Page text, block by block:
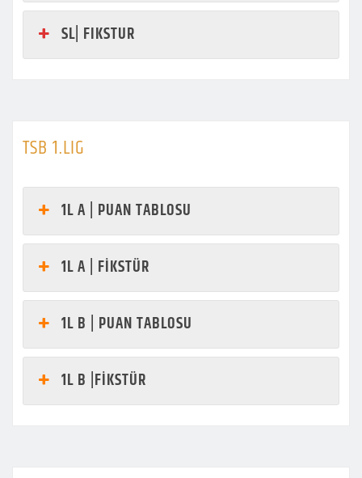
SL| FIKSTUR
TSB 1.LIG
1L A | PUAN TABLOSU
1L A | FİKSTÜR
1L B | PUAN TABLOSU
1L B |FİKSTÜR